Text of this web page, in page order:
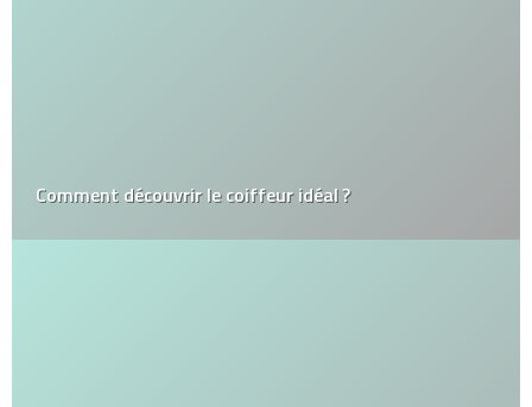
Comment découvrir le coiffeur idéal ?